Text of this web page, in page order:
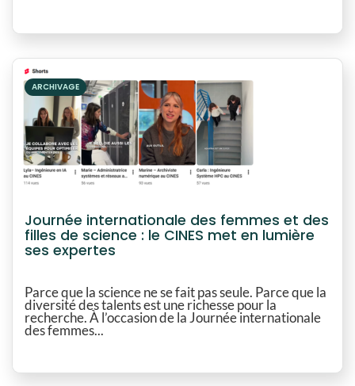
ARCHIVAGE
Journée internationale des femmes et des
filles de science : le CINES met en lumière
ses expertes
Parce que la science ne se fait pas seule. Parce que la
diversité des talents est une richesse pour la
recherche. À l’occasion de la Journée internationale
des femmes...